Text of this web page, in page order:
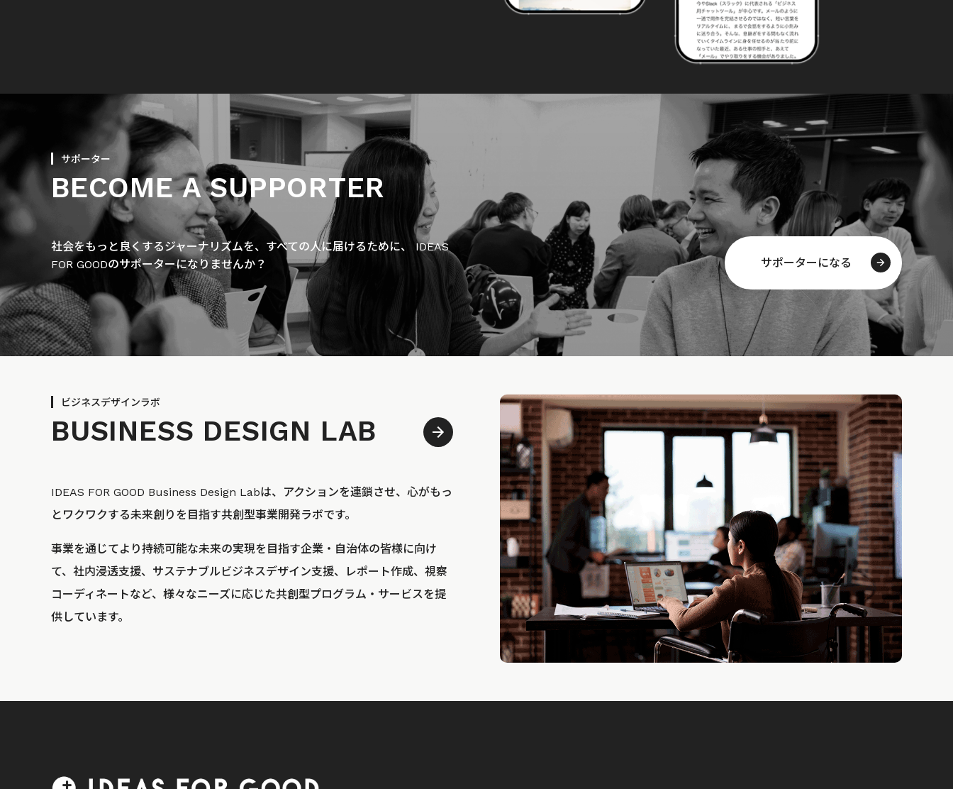
サポーター
BECOME A SUPPORTER
社会をもっと良くするジャーナリズムを、すべての人に届けるために、 IDEAS
FOR GOODのサポーターになりませんか？
サポーターになる
ビジネスデザインラボ
BUSINESS DESIGN LAB
IDEAS FOR GOOD Business Design Labは、アクションを連鎖させ、心がもっ
とワクワクする未来創りを目指す共創型事業開発ラボです。
事業を通じてより持続可能な未来の実現を目指す企業・自治体の皆様に向け
て、社内浸透支援、サステナブルビジネスデザイン支援、レポート作成、視察
コーディネートなど、様々なニーズに応じた共創型プログラム・サービスを提
供しています。